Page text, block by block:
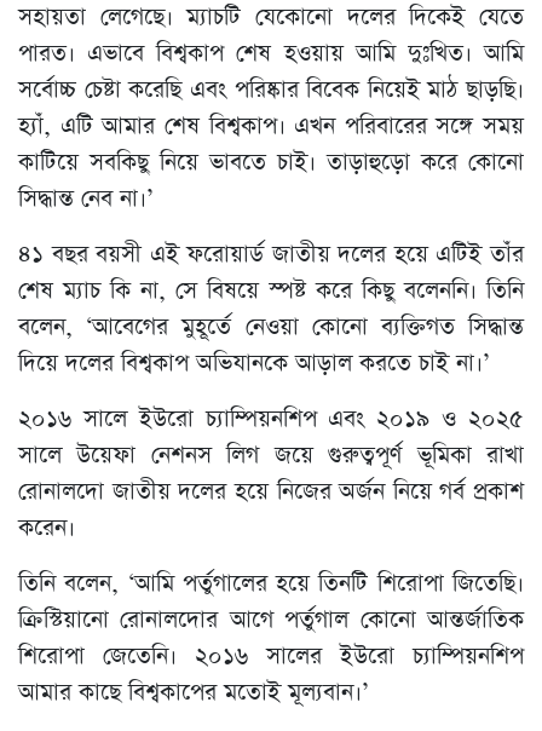
সহায়তা লেগেছে। ম্যাচটি যেকোনো দলের দিকেই যেতে
পারত। এভাবে বিশ্বকাপ শেষ হওয়ায় আমি দুঃখিত। আমি
সর্বোচ্চ চেষ্টা করেছি এবং পরিষ্কার বিবেক নিয়েই মাঠ ছাড়ছি।
হ্যাঁ, এটি আমার শেষ বিশ্বকাপ। এখন পরিবারের সঙ্গে সময়
কাটিয়ে সবকিছু নিয়ে ভাবতে চাই। তাড়াহুড়ো করে কোনো
সিদ্ধান্ত নেব না।’
৪১ বছর বয়সী এই ফরোয়ার্ড জাতীয় দলের হয়ে এটিই তাঁর
শেষ ম্যাচ কি না, সে বিষয়ে স্পষ্ট করে কিছু বলেননি। তিনি
বলেন, ‘আবেগের মুহূর্তে নেওয়া কোনো ব্যক্তিগত সিদ্ধান্ত
দিয়ে দলের বিশ্বকাপ অভিযানকে আড়াল করতে চাই না।’
২০১৬ সালে ইউরো চ্যাম্পিয়নশিপ এবং ২০১৯ ও ২০২৫
সালে উয়েফা নেশনস লিগ জয়ে গুরুত্বপূর্ণ ভূমিকা রাখা
রোনালদো জাতীয় দলের হয়ে নিজের অর্জন নিয়ে গর্ব প্রকাশ
করেন।
তিনি বলেন, ‘আমি পর্তুগালের হয়ে তিনটি শিরোপা জিতেছি।
ক্রিস্টিয়ানো রোনালদোর আগে পর্তুগাল কোনো আন্তর্জাতিক
শিরোপা জেতেনি। ২০১৬ সালের ইউরো চ্যাম্পিয়নশিপ
আমার কাছে বিশ্বকাপের মতোই মূল্যবান।’